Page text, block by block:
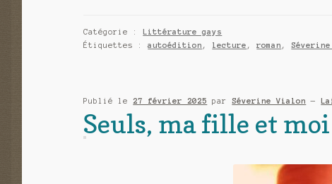
de
Céline
Camisuli
Catégorie :Littérature gays
Étiquettes :autoédition , lecture ,roman ,Séverine
Publié le 27 février 2025 parSéverine Vialon —
Seuls, ma fille et